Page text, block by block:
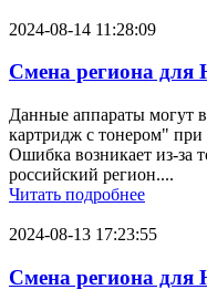
2024-08-14 11:28:09
Смена региона для
Данные аппараты могут
картридж с тонером" при
Ошибка возникает из-за
российский регион....
Читать подробнее
2024-08-13 17:23:55
Смена региона для